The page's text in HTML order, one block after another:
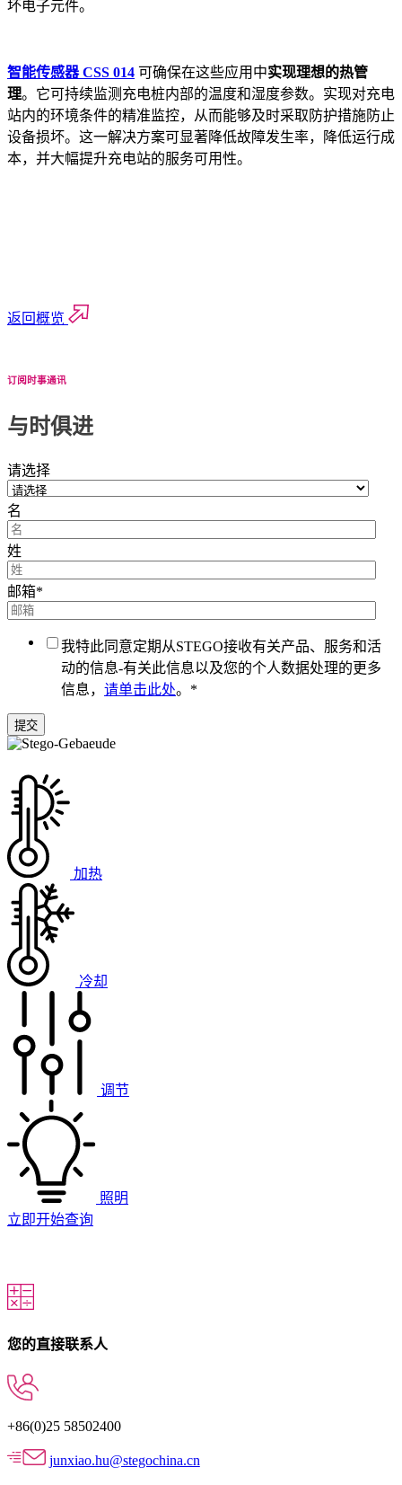
坏电子元件。
智能传感器 CSS 014 可确保在这些应用中实现理想的热管
理。它可持续监测充电桩内部的温度和湿度参数。实现对充电
站内的环境条件的精准监控，从而能够及时采取防护措施防止
设备损坏。这一解决方案可显著降低故障发生率，降低运行成
本，并大幅提升充电站的服务可用性。
返回概览
订阅时事通讯
与时俱进
请选择
名
姓
邮箱*
我特此同意定期从STEGO接收有关产品、服务和活
动的信息-有关此信息以及您的个人数据处理的更多
信息， 请单击此处。 *
加热
冷却
调节
照明
立即开始查询
您的直接联系人
+86(0)25 58502400
junxiao.hu@stegochina.cn